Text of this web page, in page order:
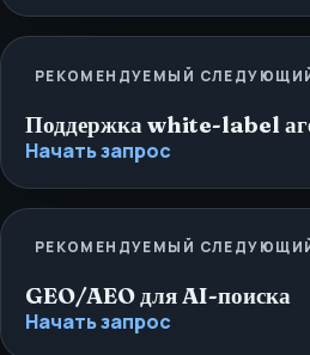
РЕКОМЕНДУЕМЫЙ
Поддержка white-label
Начать запрос
РЕКОМЕНДУЕМЫЙ
GEO/AEO для AI-поиска
Начать запрос